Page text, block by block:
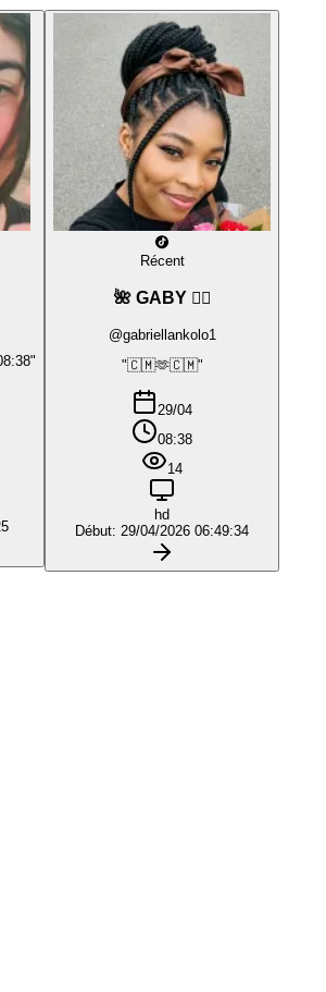
Récent
🌺 GABY ❤️‍🔥
@gabriellankolo1
"🇨🇲🫶🇨🇲"
29/04
08:38
14
hd
Début: 29/04/2026 06:49:34